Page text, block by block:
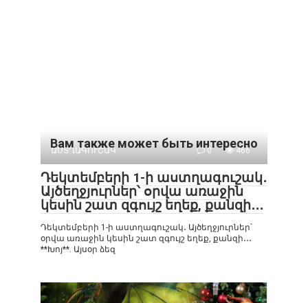
Вам также может быть интересно
ԱՍՏՂԱԳՈՒՇԱԿ 0 466
Դեկտեմբերի 1-ի աստղագուշակ․
Այծեղջյուրներ՝ օրվա առաջին
կեսին շատ զգույշ եղեք, քանզի․․․
Դեկտեմբերի 1-ի աստղագուշակ․ Այծեղջյուրներ՝
օրվա առաջին կեսին շատ զգույշ եղեք, քանզի․․․
**Խոյ**. Այսօր ձեզ